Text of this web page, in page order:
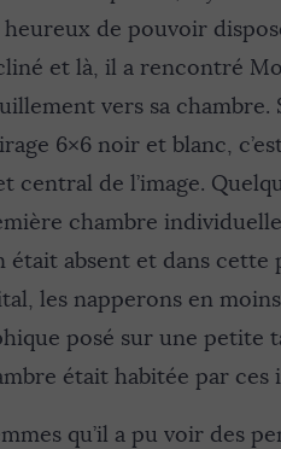
heureux de pouvoir
et là, il a rencontré
vers sa chambre.
6×6 noir et blanc,
central de l’image.
chambre
était absent et dans cette
les napperons en
posé sur une petite
était habitée par ces
qu’il a pu voir des